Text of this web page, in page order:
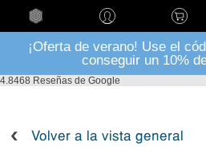
¡Oferta de verano! Use el
conseguir un 10%
4.8468 Reseñas de Google
Volver a la vista general